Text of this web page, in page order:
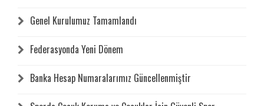
Genel Kurulumuz Tamamlandı
Federasyonda Yeni Dönem
Banka Hesap Numaralarımız Güncellenmiştir